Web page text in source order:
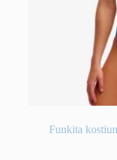
Funkita